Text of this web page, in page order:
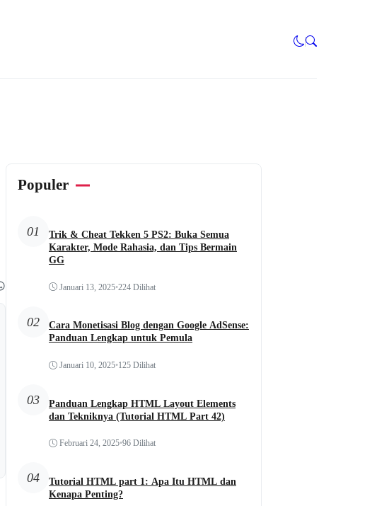
Populer
01
Trik & Cheat Tekken 5 PS2: Buka Semua
Karakter, Mode Rahasia, dan Tips Bermain
GG
Januari 13, 2025•224 Dilihat
02
Cara Monetisasi Blog dengan Google AdSense:
Panduan Lengkap untuk Pemula
Januari 10, 2025•125 Dilihat
03
Panduan Lengkap HTML Layout Elements
dan Tekniknya (Tutorial HTML Part 42)
Februari 24, 2025•96 Dilihat
04
Tutorial HTML part 1: Apa Itu HTML dan
Kenapa Penting?